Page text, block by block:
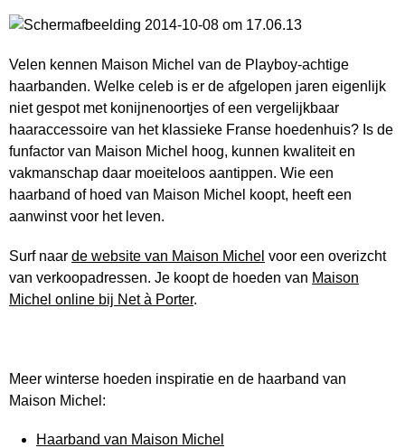
Velen kennen Maison Michel van de Playboy-achtige
haarbanden. Welke celeb is er de afgelopen jaren eigenlijk
niet gespot met konijnenoortjes of een vergelijkbaar
haaraccessoire van het klassieke Franse hoedenhuis? Is de
funfactor van Maison Michel hoog, kunnen kwaliteit en
vakmanschap daar moeiteloos aantippen. Wie een
haarband of hoed van Maison Michel koopt, heeft een
aanwinst voor het leven.
Surf naar de website van Maison Michel voor een overizcht
van verkoopadressen. Je koopt de hoeden van Maison
Michel online bij Net à Porter.
Meer winterse hoeden inspiratie en de haarband van
Maison Michel:
Haarband van Maison Michel